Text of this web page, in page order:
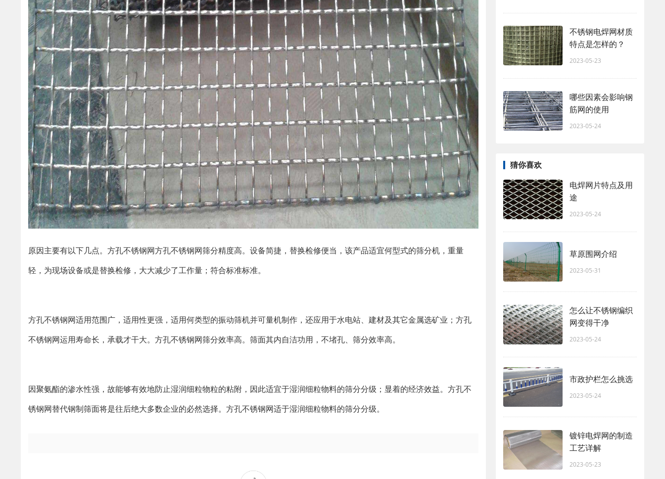
原因主要有以下几点。方孔不锈钢网方孔不锈钢网筛分精度高。设备简捷，替换检修便当，该产品适宜何型式的筛分机，重量
轻，为现场设备或是替换检修，大大减少了工作量；符合标准标准。
方孔不锈钢网适用范围广，适用性更强，适用何类型的振动筛机并可量机制作，还应用于水电站、建材及其它金属选矿业；方孔
不锈钢网运用寿命长，承载才干大。方孔不锈钢网筛分效率高。筛面其内自洁功用，不堵孔、筛分效率高。
因聚氨酯的渗水性强，故能够有效地防止湿润细粒物粒的粘附，因此适宜于湿润细粒物料的筛分分级；显着的经济效益。方孔不
锈钢网替代钢制筛面将是往后绝大多数企业的必然选择。方孔不锈钢网适于湿润细粒物料的筛分分级。
不锈钢电焊网材质
特点是怎样的？
2023-05-23
哪些因素会影响钢
筋网的使用
2023-05-24
猜你喜欢
电焊网片特点及用
途
2023-05-24
草原围网介绍
2023-05-31
怎么让不锈钢编织
网变得干净
2023-05-24
市政护栏怎么挑选
2023-05-24
镀锌电焊网的制造
工艺详解
2023-05-23